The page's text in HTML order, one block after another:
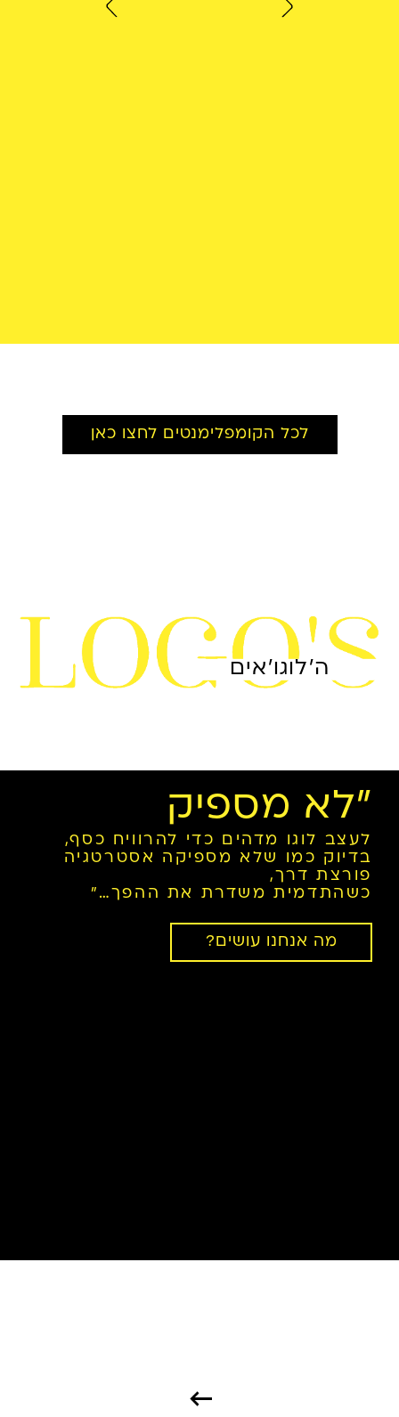
לכל הקומפלימנטים לחצו כאן
ה'לוגו'אים
"לא מספיק
לעצב לוגו מדהים כדי להרוויח כסף,
בדיוק כמו שלא מספיקה אסטרטגיה
פורצת דרך,
כשהתדמית משדרת את ההפך…"
מה אנחנו עושים?